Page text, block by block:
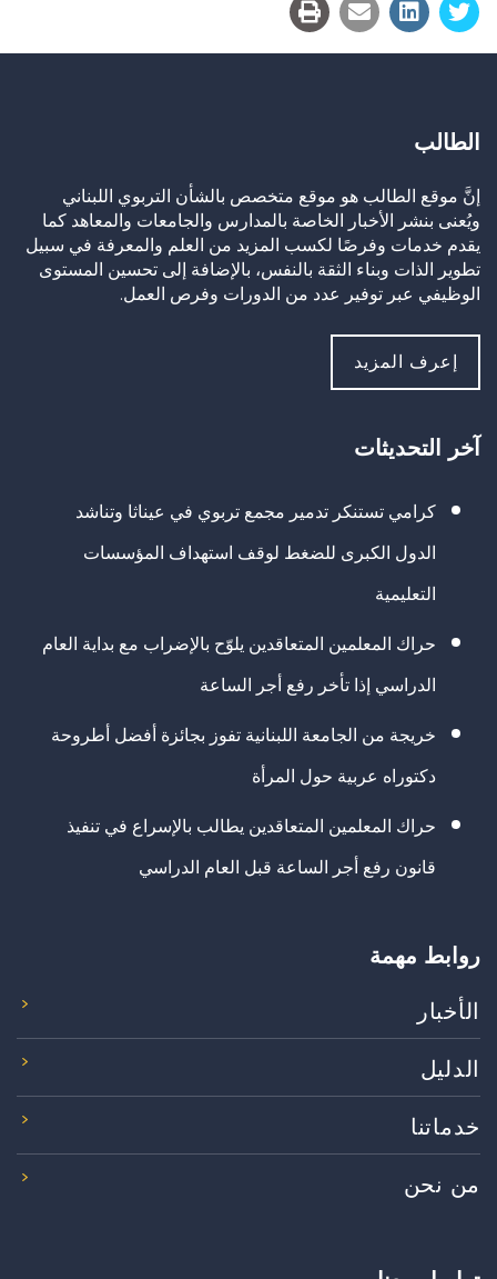
الطالب
إنَّ موقع الطالب هو موقع متخصص بالشأن التربوي اللبناني
ويُعنى بنشر الأخبار الخاصة بالمدارس والجامعات والمعاهد كما
يقدم خدمات وفرصًا لكسب المزيد من العلم والمعرفة في سبيل
تطوير الذات وبناء الثقة بالنفس، بالإضافة إلى تحسين المستوى
الوظيفي عبر توفير عدد من الدورات وفرص العمل.
إعرف المزيد
آخر التحديثات
كرامي تستنكر تدمير مجمع تربوي في عيناثا وتناشد
الدول الكبرى للضغط لوقف استهداف المؤسسات
التعليمية
حراك المعلمين المتعاقدين يلوّح بالإضراب مع بداية العام
الدراسي إذا تأخر رفع أجر الساعة
خريجة من الجامعة اللبنانية تفوز بجائزة أفضل أطروحة
دكتوراه عربية حول المرأة
حراك المعلمين المتعاقدين يطالب بالإسراع في تنفيذ
قانون رفع أجر الساعة قبل العام الدراسي
روابط مهمة
الأخبار
الدليل
خدماتنا
من نحن